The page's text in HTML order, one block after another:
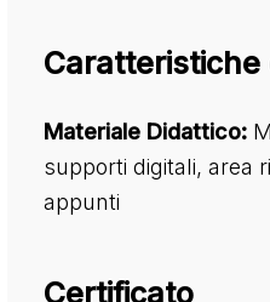
Caratteristiche
Materiale Didattico:
supporti digitali, area
appunti
Certificato